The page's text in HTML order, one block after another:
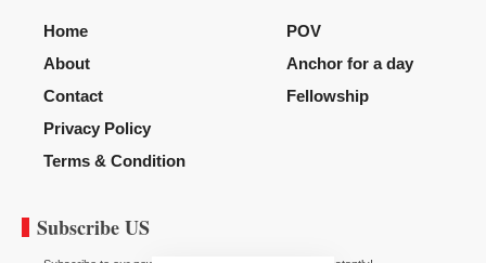
Home
About
Contact
Privacy Policy
Terms & Condition
POV
Anchor for a day
Fellowship
Subscribe US